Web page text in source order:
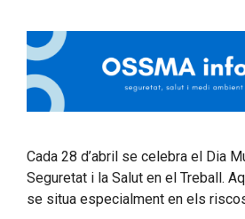
Cada 28 d’abril se celebra el Dia
Seguretat i la Salut en el Treball.
se situa especialment en els